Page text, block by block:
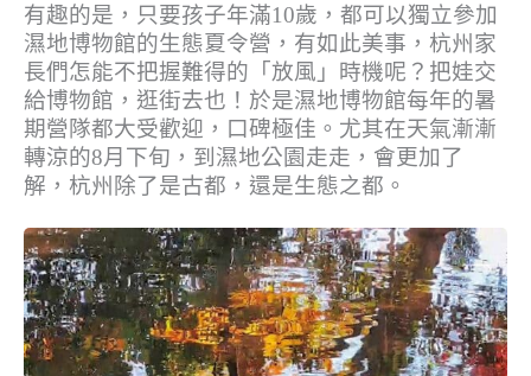
有趣的是，只要孩子年滿10歲，都可以獨立參加
濕地博物館的生態夏令營，有如此美事，杭州家
長們怎能不把握難得的「放風」時機呢？把娃交
給博物館，逛街去也！於是濕地博物館每年的暑
期營隊都大受歡迎，口碑極佳。尤其在天氣漸漸
轉涼的8月下旬，到濕地公園走走，會更加了
解，杭州除了是古都，還是生態之都。